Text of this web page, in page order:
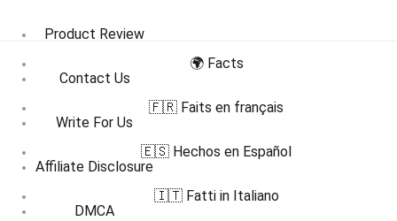
Product Review
Contact Us
Write For Us
Affiliate Disclosure
DMCA
🌍 Facts
🇫🇷 Faits en français
🇪🇸 Hechos en Español
🇮🇹 Fatti in Italiano